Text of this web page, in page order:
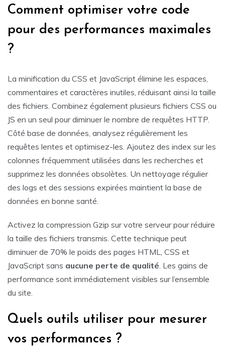
Comment optimiser votre code
pour des performances maximales
?
La minification du CSS et JavaScript élimine les espaces,
commentaires et caractères inutiles, réduisant ainsi la taille
des fichiers. Combinez également plusieurs fichiers CSS ou
JS en un seul pour diminuer le nombre de requêtes HTTP.
Côté base de données, analysez régulièrement les
requêtes lentes et optimisez-les. Ajoutez des index sur les
colonnes fréquemment utilisées dans les recherches et
supprimez les données obsolètes. Un nettoyage régulier
des logs et des sessions expirées maintient la base de
données en bonne santé.
Activez la compression Gzip sur votre serveur pour réduire
la taille des fichiers transmis. Cette technique peut
diminuer de 70% le poids des pages HTML, CSS et
JavaScript sans aucune perte de qualité. Les gains de
performance sont immédiatement visibles sur l’ensemble
du site.
Quels outils utiliser pour mesurer
vos performances ?